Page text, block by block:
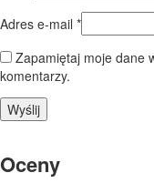
Adres e-mail *
Zapamiętaj moje dane
komentarzy.
Oceny